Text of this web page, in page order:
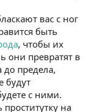
вас с ног
быть
, чтобы их
они превратят в
до предела,
будут
с ними.
на